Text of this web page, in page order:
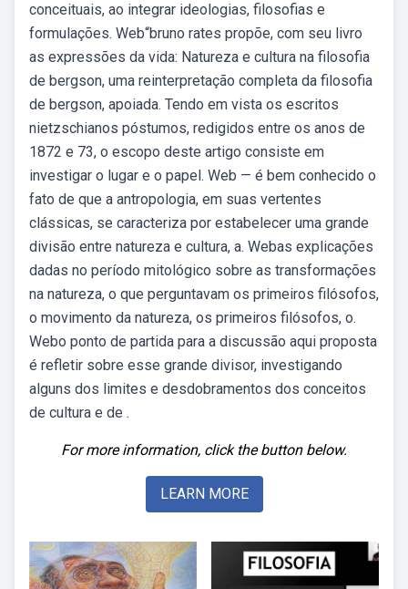
conceituais, ao integrar ideologias, filosofias e
formulações. Web“bruno rates propõe, com seu livro
as expressões da vida: Natureza e cultura na filosofia
de bergson, uma reinterpretação completa da filosofia
de bergson, apoiada. Tendo em vista os escritos
nietzschianos póstumos, redigidos entre os anos de
1872 e 73, o escopo deste artigo consiste em
investigar o lugar e o papel. Web — é bem conhecido o
fato de que a antropologia, em suas vertentes
clássicas, se caracteriza por estabelecer uma grande
divisão entre natureza e cultura, a. Webas explicações
dadas no período mitológico sobre as transformações
na natureza, o que perguntavam os primeiros filósofos,
o movimento da natureza, os primeiros filósofos, o.
Webo ponto de partida para a discussão aqui proposta
é refletir sobre esse grande divisor, investigando
alguns dos limites e desdobramentos dos conceitos
de cultura e de .
For more information, click the button below.
LEARN MORE